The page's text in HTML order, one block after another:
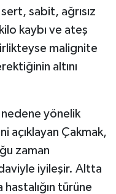
sabit, ağrısız
kaybı ve ateş
malignite
altını
yönelik
açıklayan Çakmak,
zaman
iyileşir. Altta
türüne